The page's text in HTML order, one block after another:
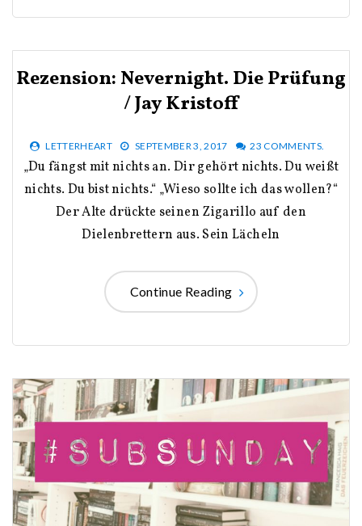
Rezension: Nevernight. Die Prüfung
/ Jay Kristoff
LETTERHEART SEPTEMBER 3, 2017 23 COMMENTS.
„Du fängst mit nichts an. Dir gehört nichts. Du weißt
nichts. Du bist nichts.“ „Wieso sollte ich das wollen?“
Der Alte drückte seinen Zigarillo auf den
Dielenbrettern aus. Sein Lächeln
Continue Reading